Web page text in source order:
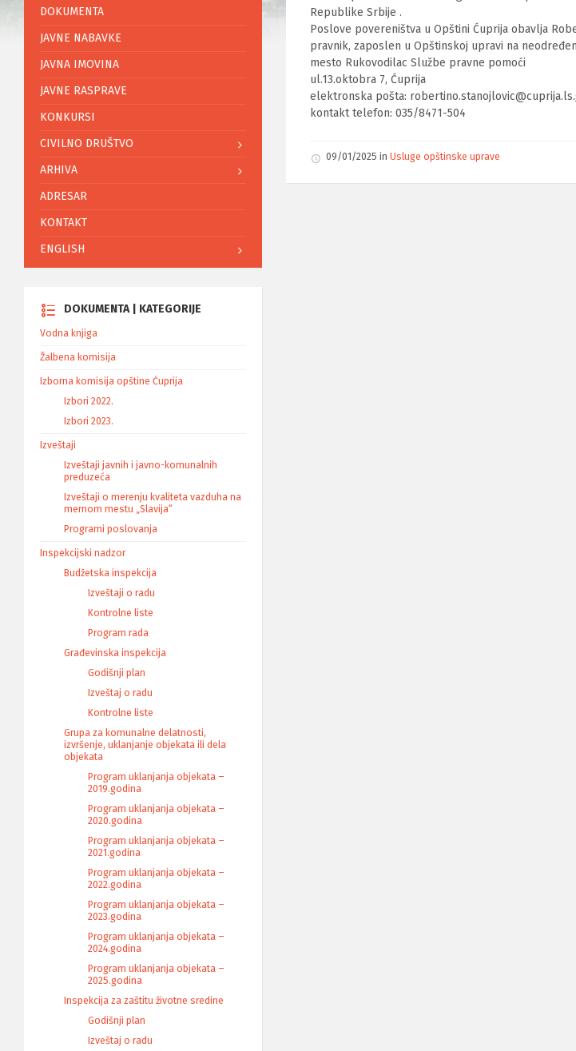
Republike Srbije .
Poslove povereništva u Opštini Ćuprija obavlja
pravnik, zaposlen u Opštinskoj upravi na
mesto Rukovodilac Službe pravne pomoći
ul.13.oktobra 7, Ćuprija
elektronska pošta:
kontakt telefon: 035/8471-504
09/01/2025inUsluge opštinske uprave
DOKUMENTA
JAVNE NABAVKE
JAVNA IMOVINA
JAVNE RASPRAVE
KONKURSI
CIVILNO DRUŠTVO
ARHIVA
ADRESAR
KONTAKT
ENGLISH
DOKUMENTA | KATEGORIJE
Vodna knjiga
Žalbena komisija
Izborna komisija opštine Ćuprija
Izbori 2022.
Izbori 2023.
Izveštaji
Izveštaji javnih i javno-komunalnih
preduzeća
Izveštaji o merenju kvaliteta vazduha na
mernom mestu „Slavija“
Programi poslovanja
Inspekcijski nadzor
Budžetska inspekcija
Izveštaji o radu
Kontrolne liste
Program rada
Građevinska inspekcija
Godišnji plan
Izveštaj o radu
Kontrolne liste
Grupa za komunalne delatnosti,
izvršenje, uklanjanje objekata ili dela
objekata
Program uklanjanja objekata –
2019.godina
Program uklanjanja objekata –
2020.godina
Program uklanjanja objekata –
2021.godina
Program uklanjanja objekata –
2022.godina
Program uklanjanja objekata –
2023.godina
Program uklanjanja objekata –
2024.godina
Program uklanjanja objekata –
2025.godina
Inspekcija za zaštitu životne sredine
Godišnji plan
Izveštaj o radu